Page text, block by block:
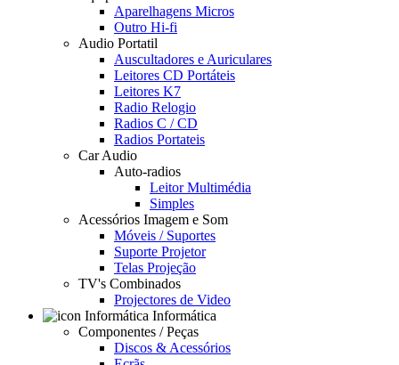
Aparelhagens Micros
Outro Hi-fi
Audio Portatil
Auscultadores e Auriculares
Leitores CD Portáteis
Leitores K7
Radio Relogio
Radios C / CD
Radios Portateis
Car Audio
Auto-radios
Leitor Multimédia
Simples
Acessórios Imagem e Som
Móveis / Suportes
Suporte Projetor
Telas Projeção
TV's Combinados
Projectores de Video
Informática
Componentes / Peças
Discos & Acessórios